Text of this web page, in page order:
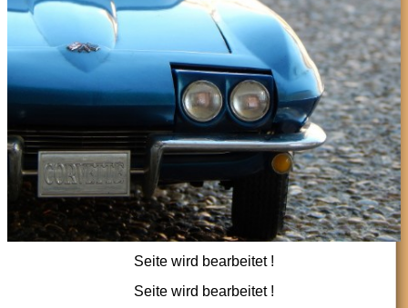
Seite wird bearbeitet !
Seite wird bearbeitet !